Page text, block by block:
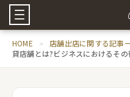
HOME
店舗出店に関する記事
貸店舗とは?ビジネスにおけるそ